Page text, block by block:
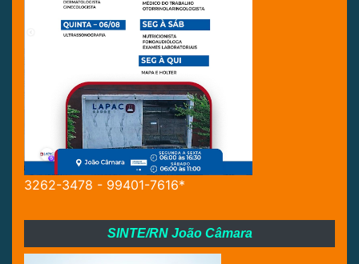
3262-3478 - 99401-7616*
SINTE/RN João Câmara